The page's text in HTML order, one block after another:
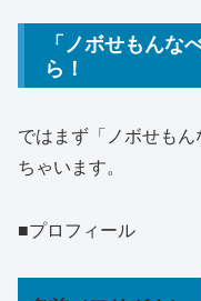
「ノボせもんな
ら！
ではまず「ノボせも
ちゃいます。
■プロフィール